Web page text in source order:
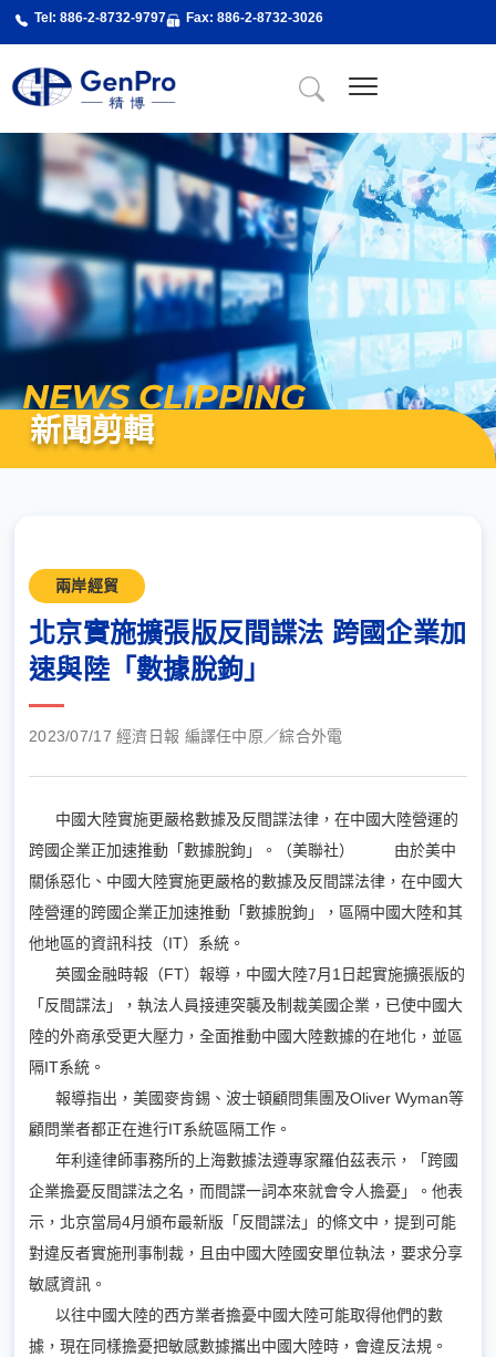
要
Tel: 886-2-8732-9797 Fax: 886-2-8732-3026
NEWS CLIPPING
新聞剪輯
兩岸經貿
北京實施擴張版反間諜法 跨國企業加
速與陸「數據脫鉤」
2023/07/17 經濟日報 編譯任中原／綜合外電
中國大陸實施更嚴格數據及反間諜法律，在中國大陸營運的
跨國企業正加速推動「數據脫鉤」。（美聯社）
由於美中
關係惡化、中國大陸實施更嚴格的數據及反間諜法律，在中國大
陸營運的跨國企業正加速推動「數據脫鉤」，區隔中國大陸和其
他地區的資訊科技（IT）系統。
英國金融時報（FT）報導，中國大陸7月1日起實施擴張版的
「反間諜法」，執法人員接連突襲及制裁美國企業，已使中國大
陸的外商承受更大壓力，全面推動中國大陸數據的在地化，並區
隔IT系統。
報導指出，美國麥肯錫、波士頓顧問集團及Oliver Wyman等
顧問業者都正在進行IT系統區隔工作。
年利達律師事務所的上海數據法遵專家羅伯茲表示，「跨國
企業擔憂反間諜法之名，而間諜一詞本來就會令人擔憂」。他表
示，北京當局4月頒布最新版「反間諜法」的條文中，提到可能
對違反者實施刑事制裁，且由中國大陸國安單位執法，要求分享
敏感資訊。
以往中國大陸的西方業者擔憂中國大陸可能取得他們的數
據，現在同樣擔憂把敏感數據攜出中國大陸時，會違反法規。